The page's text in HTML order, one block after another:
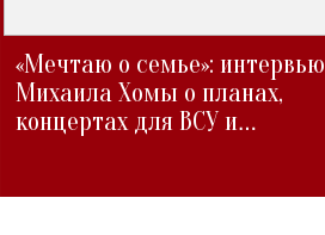
«Мечтаю о семье»: интервью
Михаила Хомы о планах,
концертах для ВСУ и